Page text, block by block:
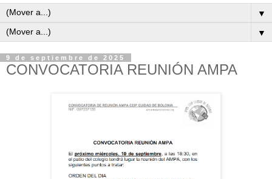
▼
▼
9 de septiembre de 2025
CONVOCATORIA REUNIÓN AMPA